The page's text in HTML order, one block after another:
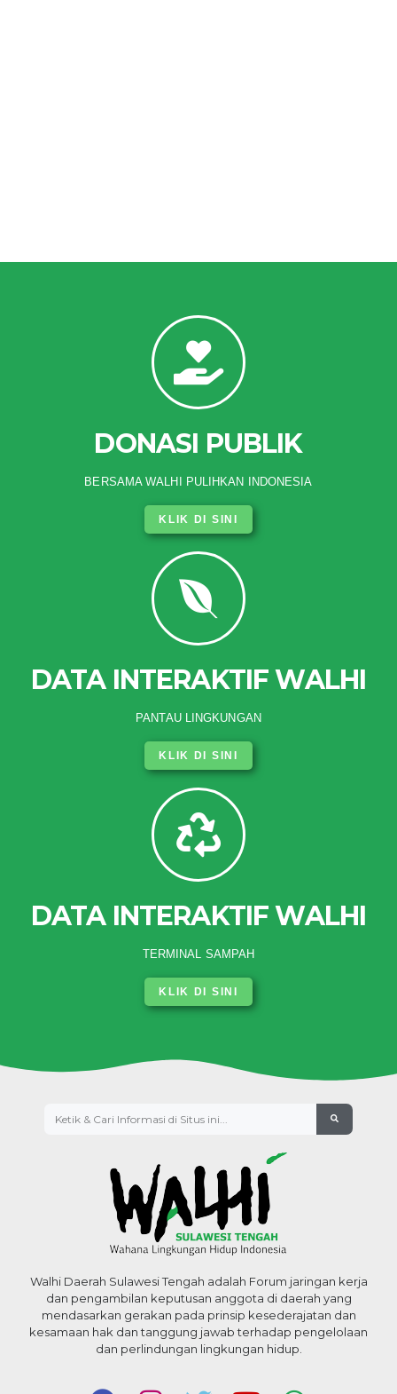
DONASI PUBLIK
BERSAMA WALHI PULIHKAN INDONESIA
KLIK DI SINI
DATA INTERAKTIF WALHI
PANTAU LINGKUNGAN
KLIK DI SINI
DATA INTERAKTIF WALHI
TERMINAL SAMPAH
KLIK DI SINI
Walhi Daerah Sulawesi Tengah adalah Forum jaringan kerja
dan pengambilan keputusan anggota di daerah yang
mendasarkan gerakan pada prinsip kesederajatan dan
kesamaan hak dan tanggung jawab terhadap pengelolaan
dan perlindungan lingkungan hidup.